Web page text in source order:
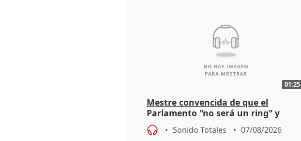
01:25
Mestre convencida de que el
Parlamento "no será un ring" y
defiende "estabilidad" del pacto con
Vox
Sonido Totales 07/08/2026